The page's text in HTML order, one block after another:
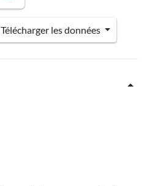
Télécharger les données